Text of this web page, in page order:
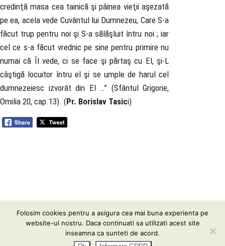
credinţă masa cea tainică şi pâinea vieţii aşezată
pe ea, acela vede Cuvântul lui Dumnezeu, Care S-a
făcut trup pentru noi şi S-a sălăşluit întru noi ; iar
cel ce s-a făcut vrednic pe sine pentru primire nu
numai că Îl vede, ci se face şi părtaş cu El, şi-L
câştigă locuitor întru el şi se umple de harul cel
dumnezeiesc izvorât din El …” (Sfântul Grigorie,
Omilia 20, cap.13). (Pr. Borislav Tasici)
Teologic
| Conținutul acestui website vă este pus la
Folosim cookies pentru a asigura cea mai buna experienta pe
website-ul nostru. Daca continuati sa utilizati acest site
inseamna ca sunteti de acord.